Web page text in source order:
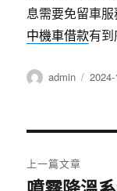
息需要免留車
中機車借款有
作
admin
發
章
上一篇文章
上